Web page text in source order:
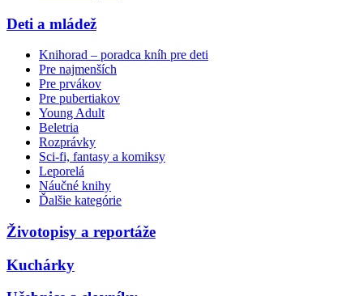
Deti a mládež
Knihorad – poradca kníh pre deti
Pre najmenších
Pre prvákov
Pre pubertiakov
Young Adult
Beletria
Rozprávky
Sci-fi, fantasy a komiksy
Leporelá
Náučné knihy
Ďalšie kategórie
Životopisy a reportáže
Kuchárky